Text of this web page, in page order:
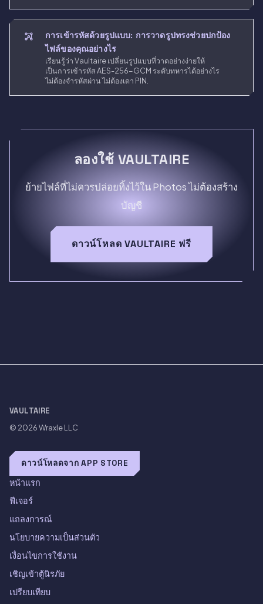
การเข้ารหัสด้วยรูปแบบ: การวาดรูปทรงช่วยปกป้อง
ไฟล์ของคุณอย่างไร
เรียนรู้ว่า Vaultaire เปลี่ยนรูปแบบที่วาดอย่างง่ายให้
เป็นการเข้ารหัส AES-256-GCM ระดับทหารได้อย่างไร
ไม่ต้องจำรหัสผ่าน ไม่ต้องเดา PIN.
ลองใช้ VAULTAIRE
ย้ายไฟล์ที่ไม่ควรปล่อยทิ้งไว้ใน Photos ไม่ต้องสร้าง
บัญชี
ดาวน์โหลด VAULTAIRE ฟรี
VAULTAIRE
© 2026Wraxle LLC
ดาวน์โหลดจาก APP STORE
หน้าแรก
ฟีเจอร์
แถลงการณ์
นโยบายความเป็นส่วนตัว
เงื่อนไขการใช้งาน
เชิญเข้าตู้นิรภัย
เปรียบเทียบ